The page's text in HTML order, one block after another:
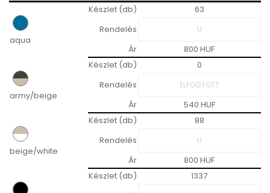
aqua
Készlet (db)
63
Rendelés
Ár
800 HUF
army/beige
Készlet (db)
0
Rendelés
Ár
540 HUF
beige/white
Készlet (db)
88
Rendelés
Ár
800 HUF
Készlet (db)
1337